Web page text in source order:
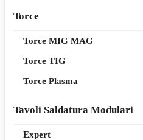
Torce
Torce MIG MAG
Torce TIG
Torce Plasma
Tavoli Saldatura Modulari
Expert